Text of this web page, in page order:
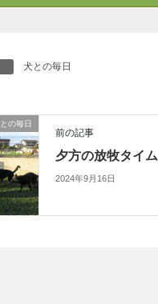
犬との毎日
の毎日
前の記事
夕方の放牧タイム
2024年9月16日